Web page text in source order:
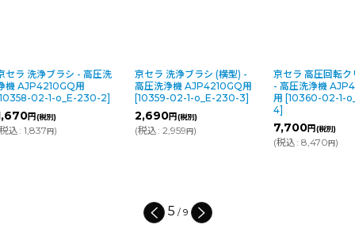
京セラ 洗浄ブラシ (横型) -
高圧洗浄機 AJP4210GQ用
[10359-02-1-o_E-230-3
2,690円
( 税込: 2,959
京セラ 高圧回転クリーナー
- 高圧洗浄機 AJP4210GQ
用 [10360-02-1-o_E-230-
4]
7,700円
京セラ 小型
ナー - 高圧洗
3,990円
( 税込: 4,389
5 / 9